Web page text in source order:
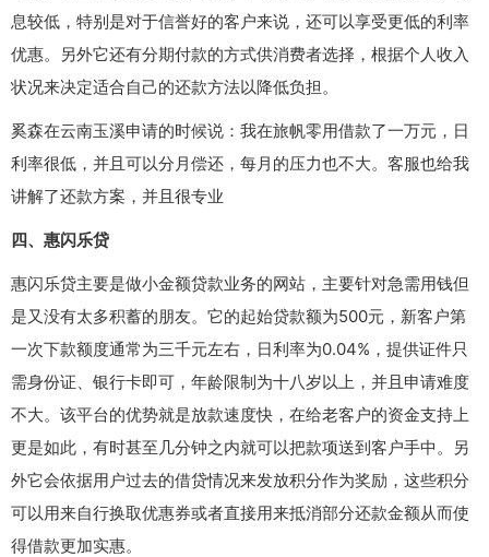
息较低，特别是对于信誉好的客户来说，还可以享受更低的利率
优惠。另外它还有分期付款的方式供消费者选择，根据个人收入
状况来决定适合自己的还款方法以降低负担。
奚森在云南玉溪申请的时候说：我在旅帆零用借款了一万元，日
利率很低，并且可以分月偿还，每月的压力也不大。客服也给我
讲解了还款方案，并且很专业
四、惠闪乐贷
惠闪乐贷主要是做小金额贷款业务的网站，主要针对急需用钱但
是又没有太多积蓄的朋友。它的起始贷款额为500元，新客户第
一次下款额度通常为三千元左右，日利率为0.04%，提供证件只
需身份证、银行卡即可，年龄限制为十八岁以上，并且申请难度
不大。该平台的优势就是放款速度快，在给老客户的资金支持上
更是如此，有时甚至几分钟之内就可以把款项送到客户手中。另
外它会依据用户过去的借贷情况来发放积分作为奖励，这些积分
可以用来自行换取优惠券或者直接用来抵消部分还款金额从而使
得借款更加实惠。